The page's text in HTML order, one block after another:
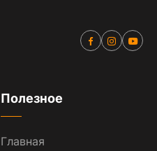
Полезное
Главная